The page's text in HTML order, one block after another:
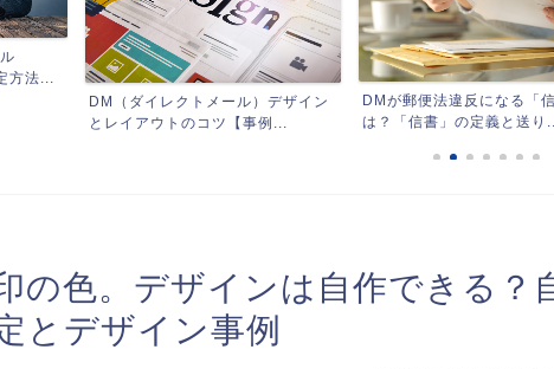
DMが郵便法違反になる「信書」と
は？「信書」の定義と送り...
ダイレクトメール（DM）
テレアポ電話の例文とポイ
の色。デザインは自作できる？
とデザイン事例